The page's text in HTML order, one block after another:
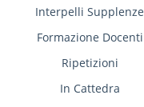
Interpelli Supplenze
Formazione Docenti
Ripetizioni
In Cattedra